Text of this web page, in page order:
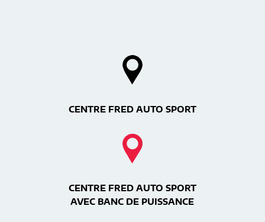
CENTRE FRED AUTO SPORT
CENTRE FRED AUTO SPORT
AVEC BANC DE PUISSANCE